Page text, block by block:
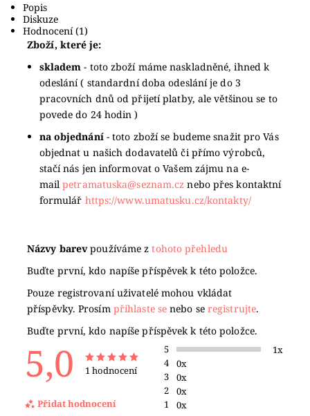
Popis
Diskuze
Hodnocení (1)
Zboží, které je:
skladem - toto zboží máme naskladněné, ihned k
odeslání ( standardní doba odeslání je do 3
pracovních dnů od přijetí platby, ale většinou se to
povede do 24 hodin )
na objednání - toto zboží se budeme snažit pro Vás
objednat u našich dodavatelů či přímo výrobců,
stačí nás jen informovat o Vašem zájmu na e-
mail petramatuska@seznam.cz nebo přes kontaktní
formulář https://www.umatusku.cz/kontakty/
Názvy barev používáme ztohoto přehledu
Buďte první, kdo napíše příspěvek k této položce.
Pouze registrovaní uživatelé mohou vkládat
příspěvky. Prosím přihlaste se nebo se registrujte.
Buďte první, kdo napíše příspěvek k této položce.
5,0 1 hodnocení
Přidat hodnocení
5
1x
4
0x
3
0x
2
0x
1
0x